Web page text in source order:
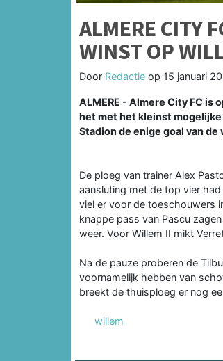
ALMERE CITY
WINST OP
Door Redactie op 15 januari
ALMERE - Almere City FC is
het met het kleinst
Stadion de enige goal van
De ploeg van trainer Alex
aansluting met de top vier
viel er voor de toeschouwers
knappe pass van Pascu
weer. Voor Willem II mikt
Na de pauze proberen de
voornamelijk hebben van
breekt de thuisploeg er nog
willem